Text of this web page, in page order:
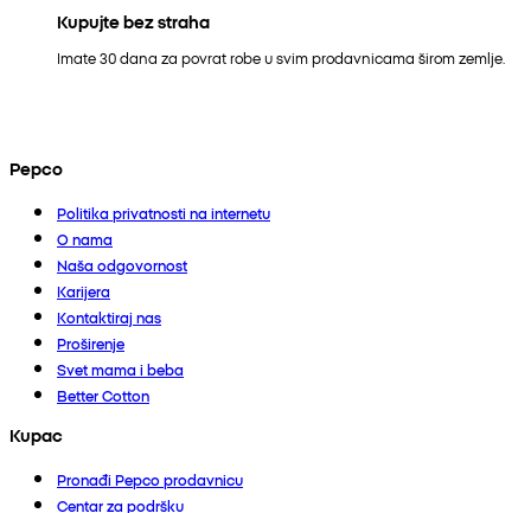
Kupujte bez straha
Imate 30 dana za povrat robe u svim prodavnicama širom zemlje.
Pepco
Politika privatnosti na internetu
O nama
Naša odgovornost
Karijera
Kontaktiraj nas
Proširenje
Svet mama i beba
Better Cotton
Kupac
Pronađi Pepco prodavnicu
Centar za podršku